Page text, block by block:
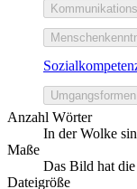
Umgangsformen
Anzahl Wörter
In der Wolke
Maße
Das Bild hat die
Dateigröße